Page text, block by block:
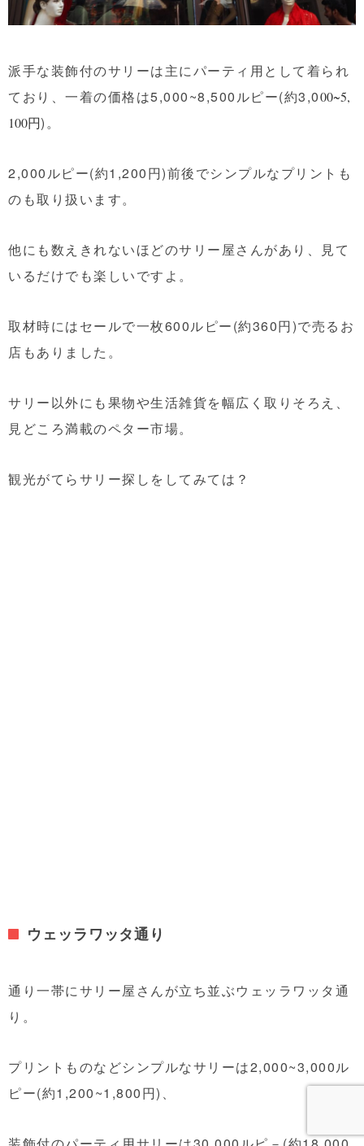
派手な装飾付のサリーは主にパーティ用として着られ
ており、一着の価格は5,000~8,500ルピー(約3,000~5,
100円)。
2,000ルピー(約1,200円)前後でシンプルなプリントも
のも取り扱います。
他にも数えきれないほどのサリー屋さんがあり、見て
いるだけでも楽しいですよ。
取材時にはセールで一枚600ルピー(約360円)で売るお
店もありました。
サリー以外にも果物や生活雑貨を幅広く取りそろえ、
見どころ満載のペター市場。
観光がてらサリー探しをしてみては？
ウェッラワッタ通り
通り一帯にサリー屋さんが立ち並ぶウェッラワッタ通
り。
プリントものなどシンプルなサリーは2,000~3,000ル
ピー(約1,200~1,800円)、